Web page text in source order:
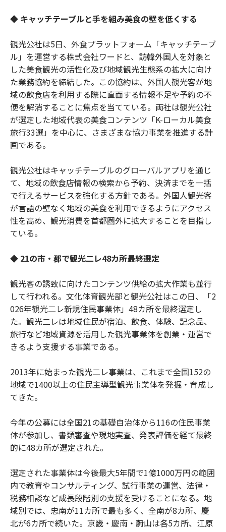
◆ キャッチテーブルと手を組み美食の壁を低くする
観光公社は5日、外食プラットフォーム「キャッチテーブ
ル」を運営する株式会社ワードと、訪韓外国人を対象と
した美食観光の活性化及び地域観光生態系の拡大に向け
た業務協約を締結した。この協約は、外国人観光客が地
域の飲食店を利用する際に直面する情報不足や予約の不
便を解消することに焦点を当てている。両社は観光公社
が選定した地域代表の美食コンテンツ「K-ローカル美食
旅行33選」を中心に、さまざまな協力事業を推進する計
画である。
観光公社はキャッチテーブルのグローバルアプリを通じ
て、地域の飲食店情報の検索から予約、決済までを一括
で行えるサービスを強化する方針である。外国人観光客
が言語の壁なく地域の美食を利用できるようにアクセス
性を高め、観光消費を首都圏外に拡大することを目指し
ている。
◆ 21の市・郡で観光二レ48カ所最終選定
観光客の誘致に向けたコンテンツ供給の拡大作業も並行
して行われる。文化体育観光部と観光公社はこの日、「2
026年観光二レ新規住民事業体」48カ所を最終選定し
た。観光二レは地域住民が宿泊、飲食、体験、記念品、
旅行など地域資源を活用した観光事業体を創業・運営で
きるよう支援する事業である。
2013年に始まった観光二レ事業は、これまで全国152の
地域で1400以上の住民主導型観光事業体を発掘・育成し
てきた。
今年の公募には全国21の基礎自治体から116の住民事業
体が参加し、書類審査や現地実査、発表評価を経て最終
的に48カ所が選定された。
選定された事業体は今後最大5年間で1億1000万円の範囲
内で教育やコンサルティング、試行事業の運営、法律・
税務相談など成長段階別の支援を受けることになる。地
域別では、忠南が11カ所で最も多く、全南が8カ所、慶
北が6カ所で続いた。京畿・慶南・蔚山は各5カ所、江原